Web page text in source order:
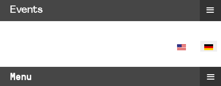
SPRACHE
Menu ≡
Events ≡